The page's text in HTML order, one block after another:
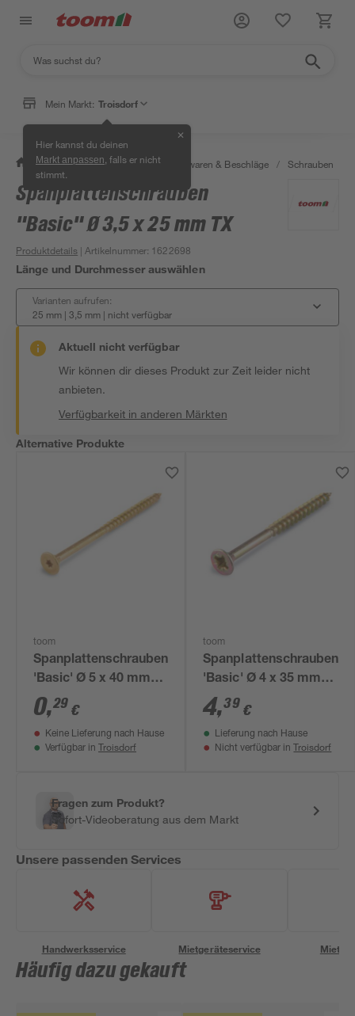
Mein Markt: Troisdorf
Hier kannst du deinen
Markt anpassen , falls er nicht
stimmt.
✕
/ Werkstatt & Maschinen / Eisenwaren & Beschläge / Schrauben
Spanplattenschrauben
"Basic" Ø 3,5 x 25 mm TX
Produktdetails | Artikelnummer: 1622698
Länge und Durchmesser auswählen
Varianten aufrufen:
25 mm | 3,5 mm | nicht verfügbar
Aktuell nicht verfügbar
Wir können dir dieses Produkt zur Zeit leider nicht
anbieten.
Verfügbarkeit in anderen Märkten
Alternative Produkte
toom
Spanplattenschrauben
'Basic' Ø 5 x 40 mm
TX
0,29 €
Keine Lieferung nach Hause
Verfügbar in Troisdorf
toom
Spanplattenschrauben
'Basic' Ø 4 x 35 mm
PZ2 50 Stück
4,39 €
Lieferung nach Hause
Nicht verfügbar in Troisdorf
Fragen zum Produkt?
Sofort-Videoberatung aus dem Markt
Unsere passenden Services
Handwerksservice Mietgeräteservice
Häufig dazu gekauft